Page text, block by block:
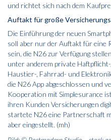
und richtet sich nach dem
Auftakt für große
Die Einführung der neuen
soll aber nur der Auftakt für eine
sein, die N26 zur Verfügung
unter anderem private
Haustier-, Fahrrad- und
die N26 App abgeschlossen und
Kooperation mit Simplesurance
ihren Kunden Versicherungen
startete N26 eine Partnerschaft
aber eingestellt. (mh)